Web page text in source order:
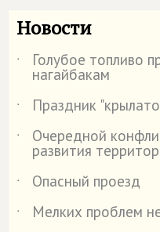
Новости
˙ Голубое топливо
нагайбакам
˙
Праздник
˙
Очередной
развития
˙
Опасный проезд
˙
Мелких проблем